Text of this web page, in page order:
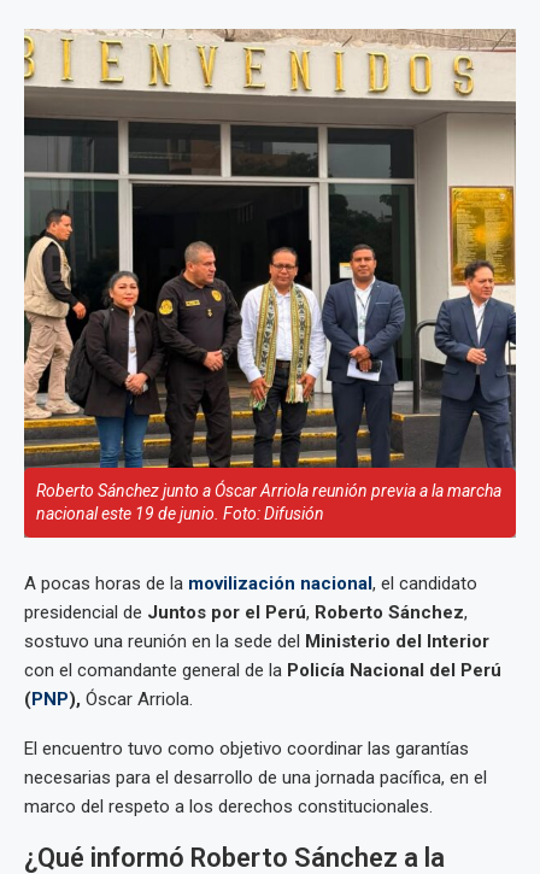
Roberto Sánchez junto a Óscar Arriola reunión previa a la marcha
nacional este 19 de junio. Foto: Difusión
A pocas horas de la movilización nacional, el candidato
presidencial de Juntos por el Perú, Roberto Sánchez,
sostuvo una reunión en la sede del Ministerio del Interior
con el comandante general de la Policía Nacional del Perú
(PNP), Óscar Arriola.
El encuentro tuvo como objetivo coordinar las garantías
necesarias para el desarrollo de una jornada pacífica, en el
marco del respeto a los derechos constitucionales.
¿Qué informó Roberto Sánchez a la